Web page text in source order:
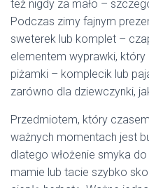
też nigdy za mało –
Podczas zimy fajnym
sweterek lub komplet –
elementem wyprawki,
piżamki – komplecik lub
zarówno dla dziewczynki,
Przedmiotem, który
ważnych momentach jest
dlatego włożenie smyka
mamie lub tacie szybko